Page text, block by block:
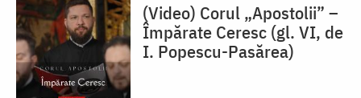
(Video) Corul „Apostolii” –
⁠Împărate Ceresc (gl. VI, de
I. Popescu-Pasărea)